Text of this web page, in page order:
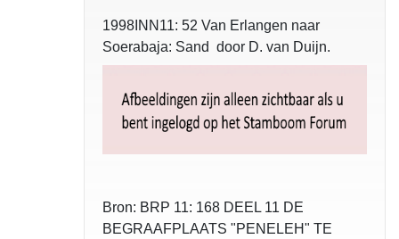
1998INN11: 52 Van Erlangen naar
Soerabaja: Sand door D. van Duijn.
Bron: BRP 11: 168 DEEL 11 DE
BEGRAAFPLAATS "PENELEH" TE